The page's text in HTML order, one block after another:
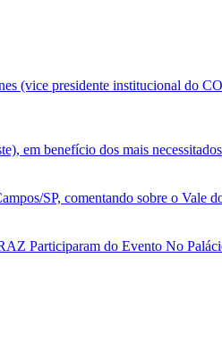
(vice presidente institucional do
em benefício dos mais
SP, comentando sobre o Vale
Participaram do Evento No